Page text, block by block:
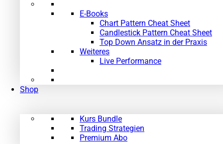
E-Books
Chart Pattern Cheat Sheet
Candlestick Pattern Cheat Sheet
Top Down Ansatz in der Praxis
Weiteres
Live Performance
Shop
Kurs Bundle
Trading Strategien
Premium Abo